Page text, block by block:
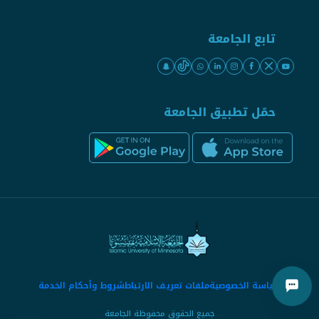
تابع الجامعة
حمّل تطبيق الجامعة
سياسة الخصوصيةملفات تعريف الارتباطشروط وأحكام الخدمة
جميع الحقوق محفوظة الجامعة